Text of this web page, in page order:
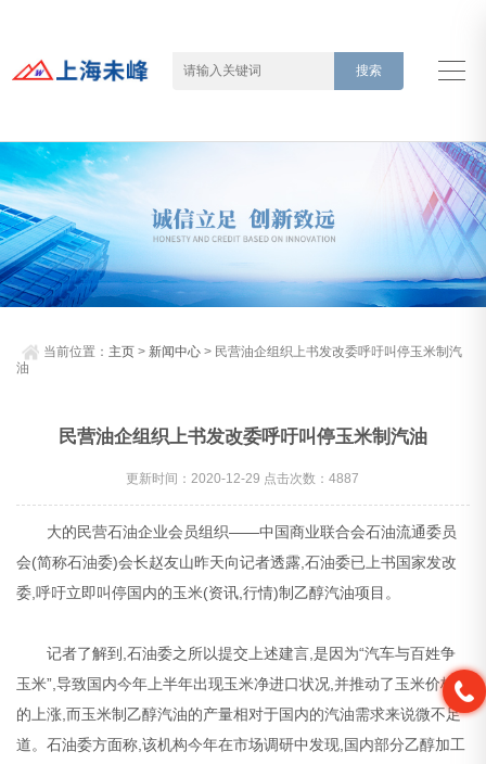
当前位置： 主页 > 新闻中心 > 民营油企组织上书发改委呼吁叫停玉米制汽
油
民营油企组织上书发改委呼吁叫停玉米制汽油
更新时间：2020-12-29 点击次数：4887
大的民营石油企业会员组织——中国商业联合会石油流通委员
会(简称石油委)会长赵友山昨天向记者透露,石油委已上书国家发改
委,呼吁立即叫停国内的玉米(资讯,行情)制乙醇汽油项目。
记者了解到,石油委之所以提交上述建言,是因为“汽车与百姓争
玉米”,导致国内今年上半年出现玉米净进口状况,并推动了玉米价格
的上涨,而玉米制乙醇汽油的产量相对于国内的汽油需求来说微不足
道。石油委方面称,该机构今年在市场调研中发现,国内部分乙醇加工